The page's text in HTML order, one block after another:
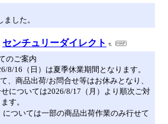
ました。
センチュリーダイレクト
のご案内
8/16（日）は夏季休業期間となります。
、商品出荷/お問合せ等はお休みとなり、
については2026/8/17（月）より順次ご対
す。
ついては一部の商品出荷作業のみ行せて